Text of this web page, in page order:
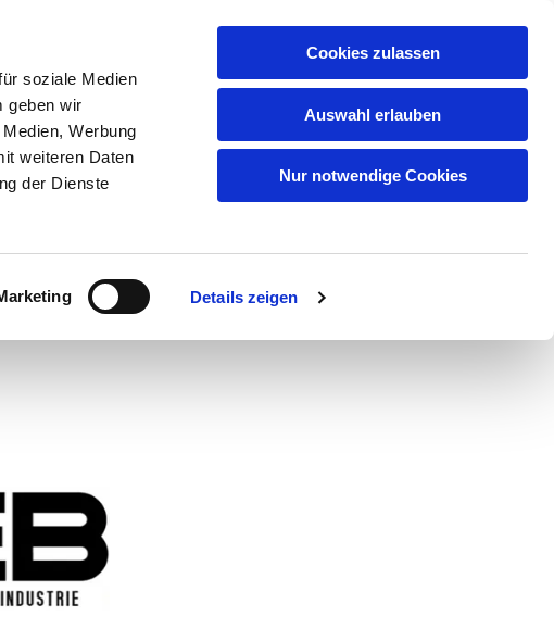
soziale Medien
geben wir
Werbung
weiteren Daten
der Dienste
Details zeigen
Cookies zulassen
Auswahl erlauben
Nur notwendige Cookies
Artikelsuche
Warenkorb
Ankauf Qualität Partner/Marken Kontakt
zu unserem Datenschutz.